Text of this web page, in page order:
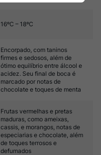
16ºC – 18ºC
Encorpado, com taninos
firmes e sedosos, além de
ótimo equilíbrio entre álcool e
acidez. Seu final de boca é
marcado por notas de
chocolate e toques de menta
Frutas vermelhas e pretas
maduras, como ameixas,
cassis, e morangos, notas de
especiarias e chocolate, além
de toques terrosos e
defumados